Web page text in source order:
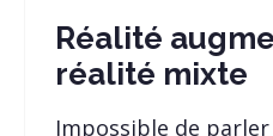
Réalité
réalité mixte
Impossible de